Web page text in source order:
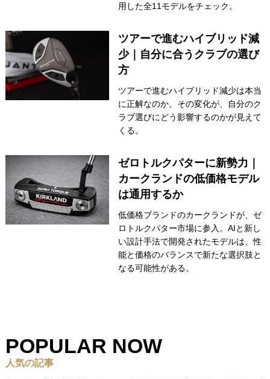
用した全11モデルをチェック。
ツアーで進むハイブリッド減
少｜自分に合うクラブの選び
方
ツアーで進むハイブリッド減少は本当
に正解なのか。その変化が、自分のク
ラブ選びにどう影響するのかが見えて
くる。
ゼロトルクパターに新勢力｜
カークランドの低価格モデル
は通用するか
低価格ブランドのカークランドが、ゼ
ロトルクパター市場に参入。AIと新し
い設計手法で開発されたモデルは、性
能と価格のバランスで新たな選択肢と
なる可能性がある。
POPULAR NOW
人気の記事
HYBRIDS ハイブリッド
IRONS アイアン
WEDGES ウェッジ
Editor’s Picks 編集部のおすすめ
Our Team 私たちのチーム
Our Mission 私たちの使命
MyGolfSpyJapanとは？